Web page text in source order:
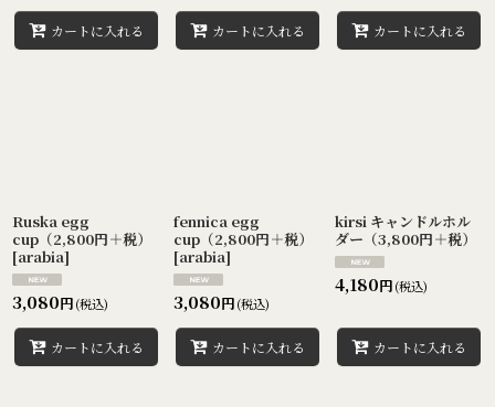
カートに入れる カートに入れる カートに入れる
Ruska egg
cup（2,800円＋税）
[arabia]
3,080円(税込)
カートに入れる
fennica egg
cup（2,800円＋税）
[arabia]
3,080円(税込)
カートに入れる
kirsi キャンドルホル
ダー（3,800円＋税）
4,180円(税込)
カートに入れる